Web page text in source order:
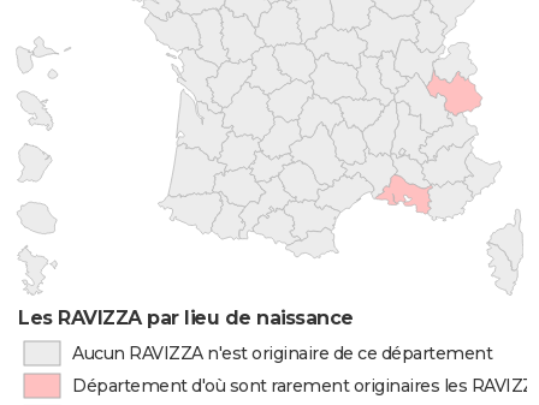
Les RAVIZZA par lieu de naissance
Aucun RAVIZZA n'est originaire de ce département
Département d'où sont rarement originaires les